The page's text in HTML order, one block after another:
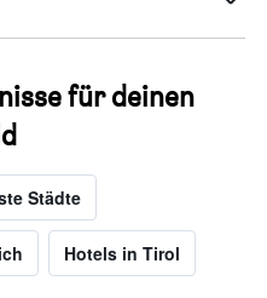
für deinen
Städte
Hotels in Tirol